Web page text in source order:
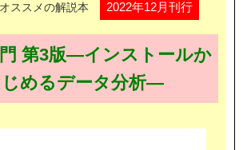
ススメの解説本 2022年12月刊行
第3版―インストールか
じめるデータ分析―